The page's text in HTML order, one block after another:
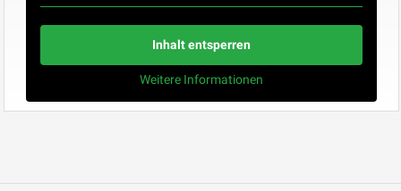
Inhalt entsperren
Weitere Informationen